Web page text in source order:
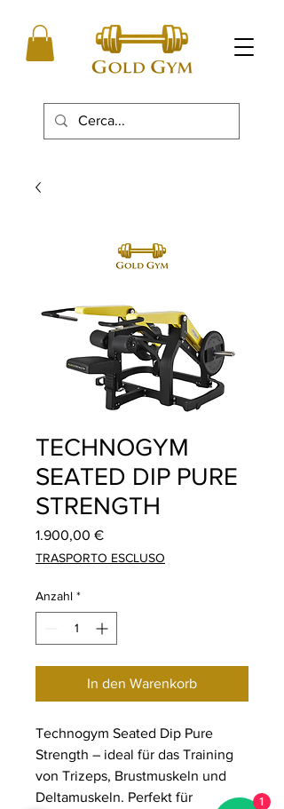
TECHNOGYM
SEATED DIP PURE
STRENGTH
1.900,00 €Preis
TRASPORTO ESCLUSO
Anzahl *
In den Warenkorb
Technogym Seated Dip Pure
Strength – ideal für das Training
von Trizeps, Brustmuskeln und
Deltamuskeln. Perfekt für
1